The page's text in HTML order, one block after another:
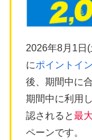
2026年8月1日
にポイントイ
後、期間中に
期間中に利用
認されると最
ペーンです。